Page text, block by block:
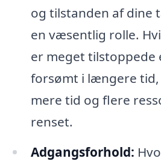
og tilstanden af dine
en væsentlig rolle.
er meget
forsømt i længere
mere tid og flere
renset.
Adgangsforhold: